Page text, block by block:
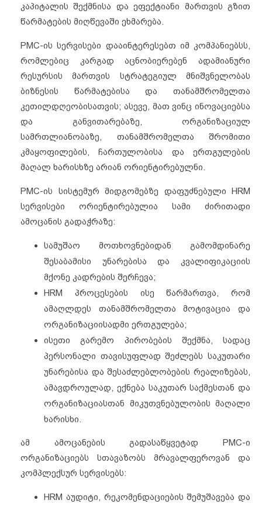
კაპიტალის შექმნისა და ეფექტიანი მართვის გზით
წარმატების მიღწევაში ეხმარება.
PMC-ის სერვისები დააინტერესებთ იმ კომპანიებსს,
რომლებიც კარგად აცნობიერებენ ადამიანური
რესურსის მართვის სტრატეგიულ მნიშვნელობას
ბიზნესის წარმატებისა და თანამშრომელთა
კეთილდღეობისათვის; ასევე, მათ ვინც ინოვაციებსა
და განვითარებაზე, ორგანიზაციულ
სამრთლიანობაზე, თანამშრომელთა შრომითი
კმაყოფილების, ჩართულობისა და ერთგულების
მაღალ ხარისხზე არიან ორიენტირებულნი.
PMC-ის სისტემურ მიდგომებზე დაფუძნებული HRM
სერვისები ორიენტირებულია სამი ძირითადი
ამოცანის გადაჭრაზე:
სამუშაო მოთხოვნებიდან გამომდინარე
შესაბამისი უნარებისა და კვალიფიკაციის
მქონე კადრების შერჩევა;
HRM პროცესების ისე წარმართვა, რომ
ამაღლდეს თანამშრომელთა მოტივაცია და
ორგანიზაციისადმი ერთგულება;
ისეთი გარემო პირობების შექმნა, სადაც
პერსონალი თავისუფლად შეძლებს საკუთარი
უნარებისა და შესაძლებლობების რეალიზებას,
ამავდროულად, ექნება საკუთარ საქმესთან და
ორგანიზაციასთან მიკუთვნებულობის მაღალი
ხარისხი.
ამ ამოცანების გადასაწყვეტად PMC-ი
ორგანიზაციებს სთავაზობს მრავალფეროვან და
კომპლექსურ სერვისებს:
HRM აუდიტი, რეკომენდაციების შემუშავება და